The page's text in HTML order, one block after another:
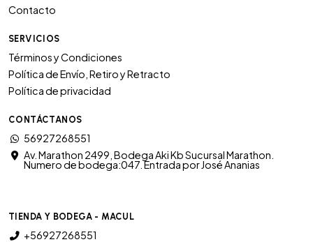
Contacto
SERVICIOS
Términos y Condiciones
Política de Envío, Retiro y Retracto
Política de privacidad
CONTÁCTANOS
56927268551
Av. Marathon 2499, Bodega Aki Kb Sucursal Marathon.
Numero de bodega:047. Entrada por José Ananias
TIENDA Y BODEGA - MACUL
+56927268551